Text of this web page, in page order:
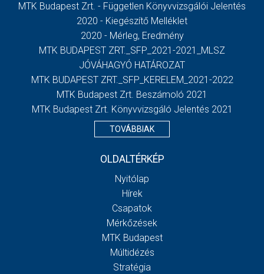
MTK Budapest Zrt. - Független Könyvvizsgálói Jelentés
2020 - Kiegészítő Melléklet
2020 - Mérleg, Eredmény
MTK BUDAPEST ZRT._SFP_2021-2021_MLSZ
JÓVÁHAGYÓ HATÁROZAT
MTK BUDAPEST ZRT._SFP_KERELEM_2021-2022
MTK Budapest Zrt. Beszámoló 2021
MTK Budapest Zrt. Könyvvizsgáló Jelentés 2021
TOVÁBBIAK
OLDALTÉRKÉP
Nyitólap
Hírek
Csapatok
Mérkőzések
MTK Budapest
Múltidézés
Stratégia